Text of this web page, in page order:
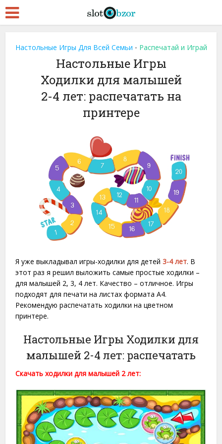
Настольные Игры Для Всей Семьи • Распечатай и Играй
Настольные Игры
Ходилки для малышей
2-4 лет: распечатать на
принтере
Я уже выкладывал игры-ходилки для детей3-4 лет. В
этот раз я решил выложить самые простые ходилки –
для малышей 2, 3, 4 лет. Качество – отличное. Игры
подходят для печати на листах формата A4.
Рекомендую распечатать ходилки на цветном
принтере.
Настольные Игры Ходилки для
малышей 2-4 лет: распечатать
Скачать ходилки для малышей 2 лет: